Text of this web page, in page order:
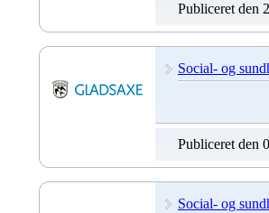
Publiceret den
Social- og
Publiceret den
Social- og